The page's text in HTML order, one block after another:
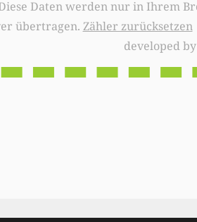
übertragen. Zähler zurücksetzen
developed by